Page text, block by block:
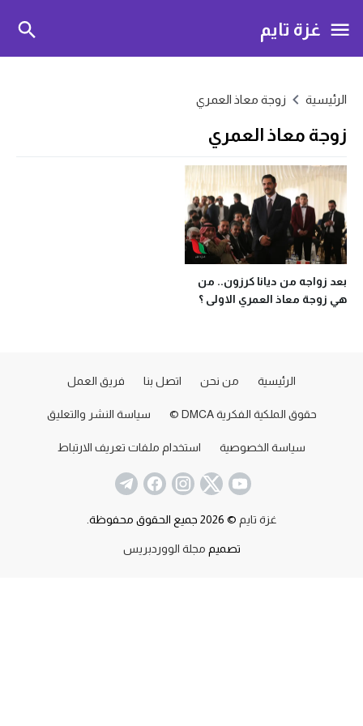
غزة تايم
الرئيسية زوجة معاذ العمري
زوجة معاذ العمري
بعد زواجه من ديانا كرزون.. من
هي زوجة معاذ العمري الاولى ؟
الرئيسية من نحن اتصل بنا فريق العمل
حقوق الملكية الفكرية DMCA © سياسة النشر والتعليق
سياسة الخصوصية استخدام ملفات تعريف الارتباط
غزة تايم © 2026 جميع الحقوق محفوظة.
تصميم مجلة الووردبريس